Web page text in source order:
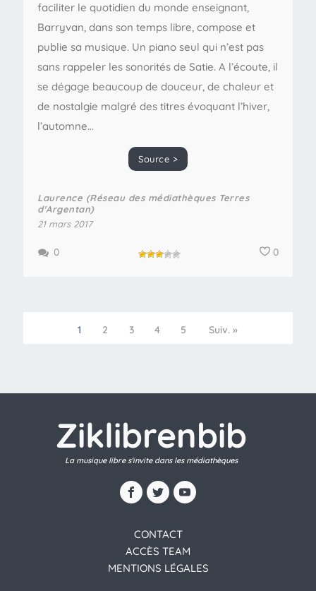
faciliter le quotidien du monde enseignant,
Barryvan, dans son temps libre, compose et
publie sa musique. Un piano seul qui n’est pas
sans rappeler les sonorités de Satie. A l’écoute, il
se dégage beaucoup de douceur, de chaleur et
de nostalgie malgré des titres évoquant l’hiver,
l’automne…
Source >
Laurence (Réseau des médiathèques Terres
d'Argentan)
21 mars 2017
0
0
1 2 3 4 5 Suiv. »
Ziklibrenbib
La musique libre s'invite dans les médiathèques
CONTACT
ACCÈS TEAM
MENTIONS LÉGALES